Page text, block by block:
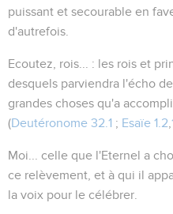
puissant et secourable en
d'autrefois.
Ecoutez, rois...
: les rois et
desquels parviendra l'écho
grandes choses qu'a
(Deutéronome 32.1 ; Esaïe 1.2
Moi...
celle que l'Eternel a
ce relèvement, et à qui il
la voix pour le célébrer.